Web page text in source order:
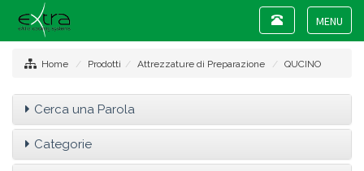
Toggle
Toggle
navigation
Home Prodotti Attrezzature di Preparazione QUCINO
Cerca una Parola
Categorie